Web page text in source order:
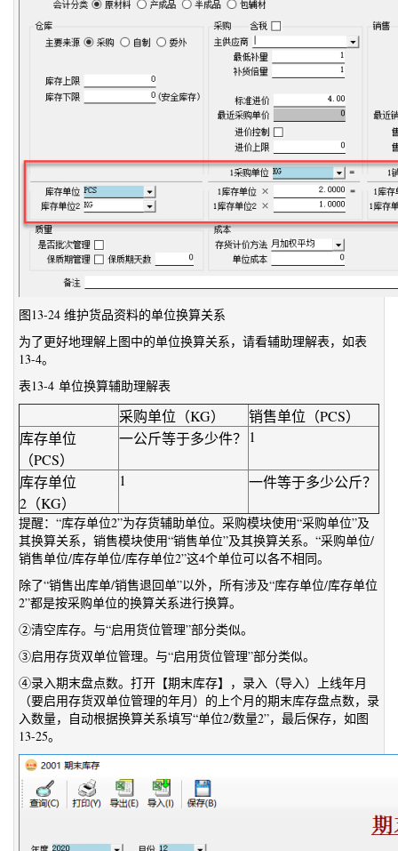
图13-24 维护货品资料的单位换算关系
为了更好地理解上图中的单位换算关系，请看辅助理解表，如表
13-4。
表13-4 单位换算辅助理解表
采购单位（KG）
销售单位（PCS）
库存单位
（PCS）
一公斤等于多少件？ 1
库存单位
2（KG）
1 一件等于多少公斤？
提醒：“库存单位2”为存货辅助单位。采购模块使用“采购单位”及
其换算关系，销售模块使用“销售单位”及其换算关系。“采购单位/
销售单位/库存单位/库存单位2”这4个单位可以各不相同。
除了“销售出库单/销售退回单”以外，所有涉及“库存单位/库存单位
2”都是按采购单位的换算关系进行换算。
②清空库存。与“启用货位管理”部分类似。
③启用存货双单位管理。与“启用货位管理”部分类似。
④录入期末盘点数。打开【期末库存】，录入（导入）上线年月
（要启用存货双单位管理的年月）的上个月的期末库存盘点数，录
入数量，自动根据换算关系填写“单位2/数量2”，最后保存，如图
13-25。